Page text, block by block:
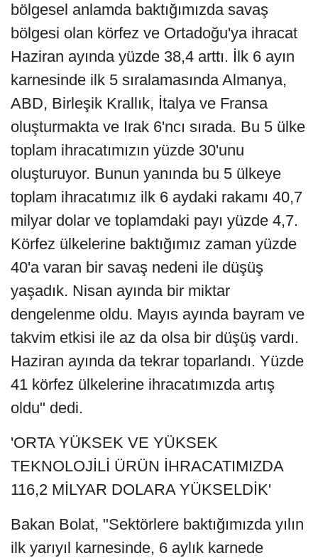
bölgesel anlamda baktığımızda savaş
bölgesi olan körfez ve Ortadoğu'ya ihracat
Haziran ayında yüzde 38,4 arttı. İlk 6 ayın
karnesinde ilk 5 sıralamasında Almanya,
ABD, Birleşik Krallık, İtalya ve Fransa
oluşturmakta ve Irak 6'ncı sırada. Bu 5 ülke
toplam ihracatımızın yüzde 30'unu
oluşturuyor. Bunun yanında bu 5 ülkeye
toplam ihracatımız ilk 6 aydaki rakamı 40,7
milyar dolar ve toplamdaki payı yüzde 4,7.
Körfez ülkelerine baktığımız zaman yüzde
40'a varan bir savaş nedeni ile düşüş
yaşadık. Nisan ayında bir miktar
dengelenme oldu. Mayıs ayında bayram ve
takvim etkisi ile az da olsa bir düşüş vardı.
Haziran ayında da tekrar toparlandı. Yüzde
41 körfez ülkelerine ihracatımızda artış
oldu" dedi.
'ORTA YÜKSEK VE YÜKSEK
TEKNOLOJİLİ ÜRÜN İHRACATIMIZDA
116,2 MİLYAR DOLARA YÜKSELDİK'
Bakan Bolat, "Sektörlere baktığımızda yılın
ilk yarıyıl karnesinde, 6 aylık karnede